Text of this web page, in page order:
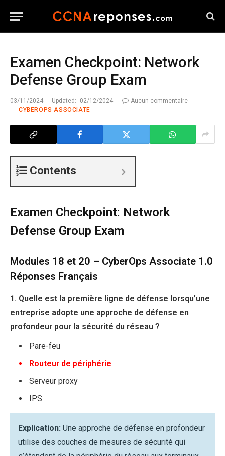
Examen Checkpoint: Network
Defense Group Exam
03/11/2024 Updated: 02/12/2024
Aucun commentaire
CYBEROPS ASSOCIATE
Contents
Examen Checkpoint: Network
Defense Group Exam
Modules 18 et 20 – CyberOps Associate 1.0
Réponses Français
1. Quelle est la première ligne de défense lorsqu’une
entreprise adopte une approche de défense en
profondeur pour la sécurité du réseau ?
Pare-feu
Routeur de périphérie
Serveur proxy
IPS
Explication: Une approche de défense en profondeur
utilise des couches de mesures de sécurité qui